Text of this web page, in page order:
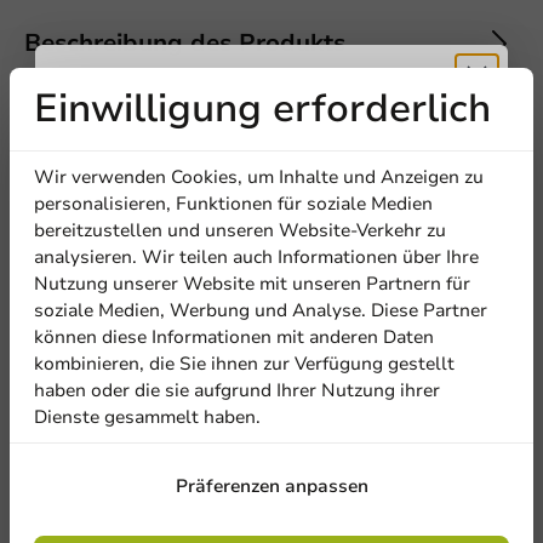
Beschreibung des Produkts
Andere Produkte in dieser Serie
Titel First name Last name
Firma
Standort
Land
E-Mail
Anwendung
Bier Erfrischungsgetränke
Einwilligung erforderlich
Wir verwenden Cookies, um Inhalte und Anzeigen zu
personalisieren, Funktionen für soziale Medien
bereitzustellen und unseren Website-Verkehr zu
analysieren. Wir teilen auch Informationen über Ihre
Nutzung unserer Website mit unseren Partnern für
soziale Medien, Werbung und Analyse. Diese Partner
können diese Informationen mit anderen Daten
kombinieren, die Sie ihnen zur Verfügung gestellt
haben oder die sie aufgrund Ihrer Nutzung ihrer
Dienste gesammelt haben.
Präferenzen anpassen
Erhalten Sie
5% Rabatt
Abonnieren Sie unseren
Newsletter!
denAllgemeinen Geschäftsbedingungen